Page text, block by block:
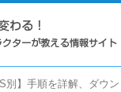
】手順を詳解、ダウン